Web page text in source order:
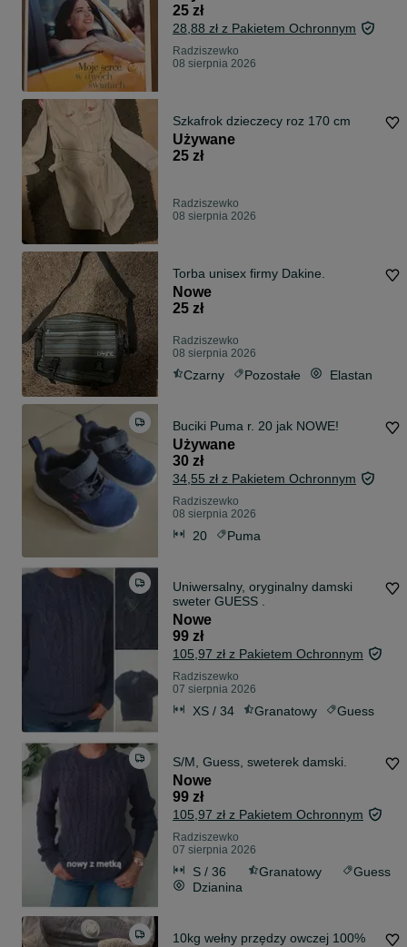
25 zł
28,88 zł z Pakietem Ochronnym
Radziszewko
08 sierpnia 2026
Szkafrok dzieczecy roz 170 cm
Używane
25 zł
Radziszewko
08 sierpnia 2026
Torba unisex firmy Dakine.
Nowe
25 zł
Radziszewko
08 sierpnia 2026
Czarny Pozostałe Elastan
Buciki Puma r. 20 jak NOWE!
Używane
30 zł
34,55 zł z Pakietem Ochronnym
Radziszewko
08 sierpnia 2026
20 Puma
Uniwersalny, oryginalny damski
sweter GUESS .
Nowe
99 zł
105,97 zł z Pakietem Ochronnym
Radziszewko
07 sierpnia 2026
XS / 34 Granatowy Guess
S/M, Guess, sweterek damski.
Nowe
99 zł
105,97 zł z Pakietem Ochronnym
Radziszewko
07 sierpnia 2026
S / 36 Granatowy
Guess
Dzianina
10kg wełny przędzy owczej 100%